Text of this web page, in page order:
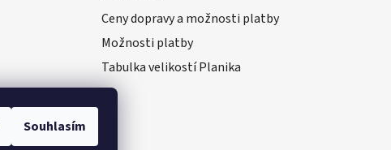
Souhlasím
Ceny dopravy a možnosti platby
Možnosti platby
Tabulka velikostí Planika